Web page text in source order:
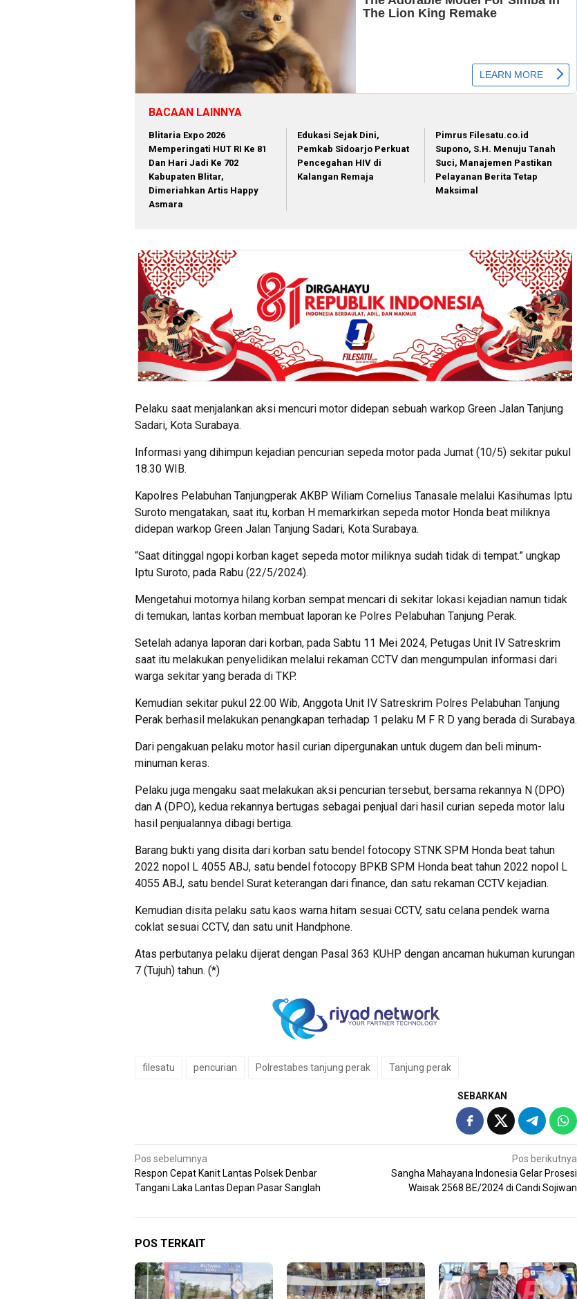
BACAAN LAINNYA
Blitaria Expo 2026
Memperingati HUT RI Ke 81
Dan Hari Jadi Ke 702
Kabupaten Blitar,
Dimeriahkan Artis Happy
Asmara
Edukasi Sejak Dini,
Pemkab Sidoarjo Perkuat
Pencegahan HIV di
Kalangan Remaja
Pimrus Filesatu.co.id
Supono, S.H. Menuju Tanah
Suci, Manajemen Pastikan
Pelayanan Berita Tetap
Maksimal
Pelaku saat menjalankan aksi mencuri motor didepan sebuah warkop Green Jalan Tanjung
Sadari, Kota Surabaya.
Informasi yang dihimpun kejadian pencurian sepeda motor pada Jumat (10/5) sekitar pukul
18.30 WIB.
Kapolres Pelabuhan Tanjungperak AKBP Wiliam Cornelius Tanasale melalui Kasihumas Iptu
Suroto mengatakan, saat itu, korban H memarkirkan sepeda motor Honda beat miliknya
didepan warkop Green Jalan Tanjung Sadari, Kota Surabaya.
“Saat ditinggal ngopi korban kaget sepeda motor miliknya sudah tidak di tempat.” ungkap
Iptu Suroto, pada Rabu (22/5/2024).
Mengetahui motornya hilang korban sempat mencari di sekitar lokasi kejadian namun tidak
di temukan, lantas korban membuat laporan ke Polres Pelabuhan Tanjung Perak.
Setelah adanya laporan dari korban, pada Sabtu 11 Mei 2024, Petugas Unit IV Satreskrim
saat itu melakukan penyelidikan melalui rekaman CCTV dan mengumpulan informasi dari
warga sekitar yang berada di TKP.
Kemudian sekitar pukul 22.00 Wib, Anggota Unit IV Satreskrim Polres Pelabuhan Tanjung
Perak berhasil melakukan penangkapan terhadap 1 pelaku M F R D yang berada di Surabaya.
Dari pengakuan pelaku motor hasil curian dipergunakan untuk dugem dan beli minum-
minuman keras.
Pelaku juga mengaku saat melakukan aksi pencurian tersebut, bersama rekannya N (DPO)
dan A (DPO), kedua rekannya bertugas sebagai penjual dari hasil curian sepeda motor lalu
hasil penjualannya dibagi bertiga.
Barang bukti yang disita dari korban satu bendel fotocopy STNK SPM Honda beat tahun
2022 nopol L 4055 ABJ, satu bendel fotocopy BPKB SPM Honda beat tahun 2022 nopol L
4055 ABJ, satu bendel Surat keterangan dari finance, dan satu rekaman CCTV kejadian.
Kemudian disita pelaku satu kaos warna hitam sesuai CCTV, satu celana pendek warna
coklat sesuai CCTV, dan satu unit Handphone.
Atas perbutanya pelaku dijerat dengan Pasal 363 KUHP dengan ancaman hukuman kurungan
7 (Tujuh) tahun. (*)
filesatu pencurian Polrestabes tanjung perak Tanjung perak
SEBARKAN
Navigasi
pos
Pos sebelumnya
Respon Cepat Kanit Lantas Polsek Denbar
Tangani Laka Lantas Depan Pasar Sanglah
Pos berikutnya
Sangha Mahayana Indonesia Gelar Prosesi
Waisak 2568 BE/2024 di Candi Sojiwan
POS TERKAIT